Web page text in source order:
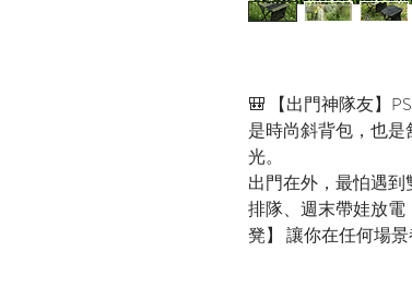
🎒 【出門神隊友】
是時尚斜背包，也
光。
出門在外，最怕遇
排隊、週末帶娃放電
凳】 讓你在任何場